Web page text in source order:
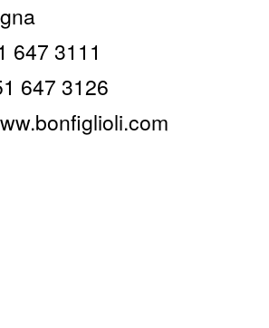
647 3111
647 3126